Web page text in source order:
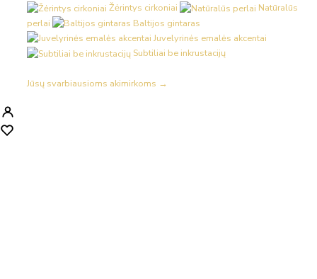
Žėrintys cirkoniai
Natūralūs
perlai
Baltijos gintaras
Juvelyrinės emalės akcentai
Subtiliai be inkrustacijų
Jūsų svarbiausioms akimirkoms →